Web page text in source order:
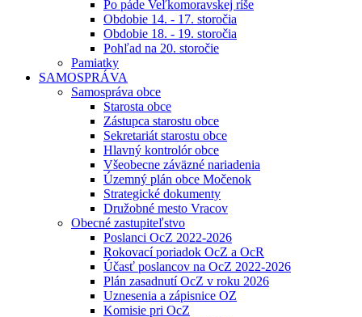
Po páde Veľkomoravskej ríše
Obdobie 14. - 17. storočia
Obdobie 18. - 19. storočia
Pohľad na 20. storočie
Pamiatky
SAMOSPRÁVA
Samospráva obce
Starosta obce
Zástupca starostu obce
Sekretariát starostu obce
Hlavný kontrolór obce
Všeobecne záväzné nariadenia
Územný plán obce Močenok
Strategické dokumenty
Družobné mesto Vracov
Obecné zastupiteľstvo
Poslanci OcZ 2022-2026
Rokovací poriadok OcZ a OcR
Účasť poslancov na OcZ 2022-2026
Plán zasadnutí OcZ v roku 2026
Uznesenia a zápisnice OZ
Komisie pri OcZ